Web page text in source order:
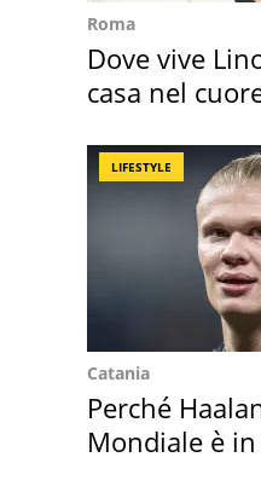
Roma
Dove vive
casa nel
LIFESTYLE
Catania
Perché
Mondiale è in